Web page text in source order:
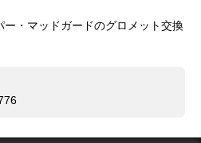
・マッドガードのグロメット交換